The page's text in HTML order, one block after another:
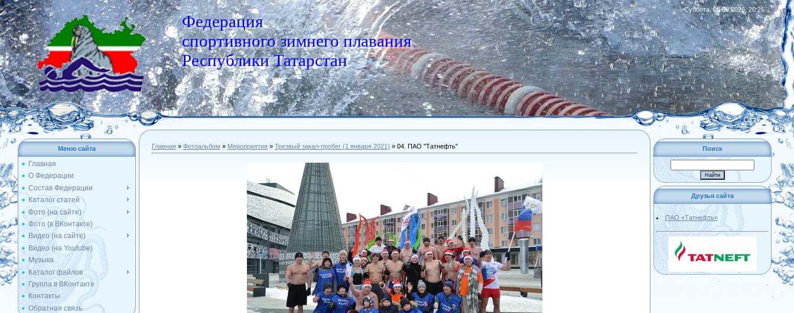
Федерация
спортивного зимнего плавания
Республики Татарстан
Суббота, 08.08.2026, 20:26
|RSS
Меню сайта
Главная
О Федерации
Состав Федерации
Каталог статей
Фото (на сайте)
Фото (в ВКонтакте)
Видео (на сайте)
Видео (на Youtube)
Музыка
Каталог файлов
Группа в ВКонтакте
Контакты
Обратная связь
Главная » Фотоальбом » Мероприятия » Трезвый закал-пробег (1 января 2021) » 04. ПАО ''Татнефть'' Поиск
Друзья сайта
ПАО «Татнефть»